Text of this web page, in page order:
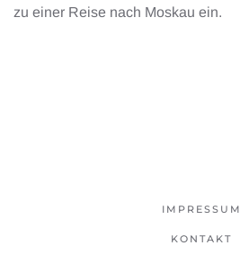
zu einer Reise nach Moskau ein.
IMPRESSUM
KONTAKT